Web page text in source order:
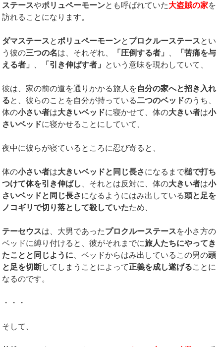
ステースやポリュペーモーンとも呼ばれていた大盗賊の家を
訪れることになります。
ダマステースとポリュペーモーンと プロクルーステースとい
う彼の三つの名は、それぞれ、 「圧倒する者」
「苦痛を与
える者」
「引き伸ばす者」 という意味を現わしていて、
彼は、家の前の道を通りかかる旅人を自分の家へと招き入れ
ると、彼らのことを自分が持っている二つのベッドのうち、
体の小さい者は大きいベッドに寝かせて、体の大きい者は小
さいベッドに寝かせることにしていて、
夜中に彼らが寝ているところに忍び寄ると、
体の小さい者は大きいベッドと同じ長さになるまで槌で打ち
つけて体を引き伸ばし
、それとは反対に、体の大きい者は小
さいベッドと同じ長さになるようにはみ出している頭と足を
ノコギリで切り落として殺していたため、
テーセウスは、大男であったプロクルーステースを小さ方の
ベッドに縛り付けると、彼がそれまでに旅人たちにやってき
たことと同じように 、ベッドからはみ出しているこの男の頭
と足を切断してしまうことによって正義を成し遂げることに
なるのです。
・・・
そして、